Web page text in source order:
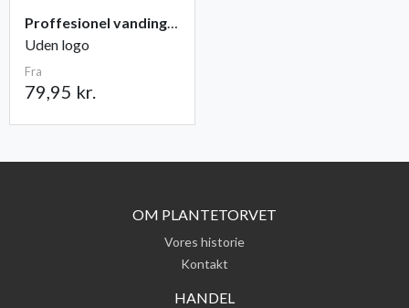
Proffesionel vandingspose 100 liter
Uden logo
Fra
79,95 kr.
OM PLANTETORVET
Vores historie
Kontakt
HANDEL